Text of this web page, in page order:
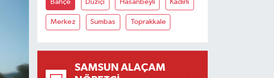
Bahçe Düziçi Hasanbeyli Kadirli
Merkez Sumbas Toprakkale
SAMSUN ALAÇAM